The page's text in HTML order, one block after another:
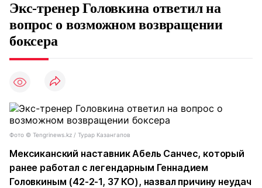
Экс-тренер Головкина ответил на
вопрос о возможном возвращении
боксера
Фото ©️ Tengrinews.kz / Турар Казангапов
Мексиканский наставник Абель Санчес, который
ранее работал с легендарным Геннадием
Головкиным (42-2-1, 37 КО), назвал причину неудач